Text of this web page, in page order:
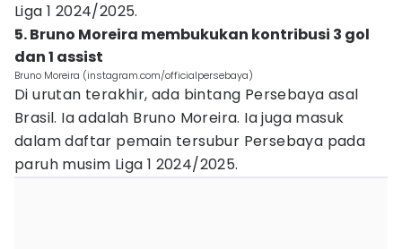
Liga 1 2024/2025.
5. Bruno Moreira membukukan kontribusi 3 gol
dan 1 assist
Bruno Moreira (instagram.com/officialpersebaya)
Di urutan terakhir, ada bintang Persebaya asal
Brasil. Ia adalah Bruno Moreira. Ia juga masuk
dalam daftar pemain tersubur Persebaya pada
paruh musim Liga 1 2024/2025.